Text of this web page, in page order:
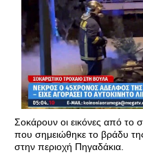
Σοκάρουν οι εικόνες από το
που σημειώθηκε το βράδυ
στην περιοχή Πηγαδάκια.